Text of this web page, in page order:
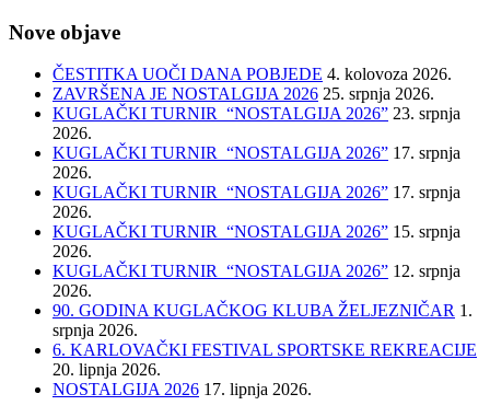
Nove objave
ČESTITKA UOČI DANA POBJEDE 4. kolovoza 2026.
ZAVRŠENA JE NOSTALGIJA 2026 25. srpnja 2026.
KUGLAČKI TURNIR “NOSTALGIJA 2026” 23. srpnja
2026.
KUGLAČKI TURNIR “NOSTALGIJA 2026” 17. srpnja
2026.
KUGLAČKI TURNIR “NOSTALGIJA 2026” 17. srpnja
2026.
KUGLAČKI TURNIR “NOSTALGIJA 2026” 15. srpnja
2026.
KUGLAČKI TURNIR “NOSTALGIJA 2026” 12. srpnja
2026.
90. GODINA KUGLAČKOG KLUBA ŽELJEZNIČAR 1.
srpnja 2026.
6. KARLOVAČKI FESTIVAL SPORTSKE REKREACIJE
20. lipnja 2026.
NOSTALGIJA 2026 17. lipnja 2026.